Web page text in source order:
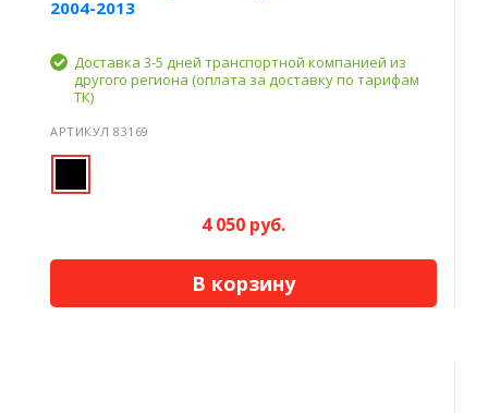
2004-2013
Доставка 3-5 дней транспортной компанией из
другого региона (оплата за доставку по тарифам
ТК)
АРТИКУЛ 83169
4 050 руб.
В корзину